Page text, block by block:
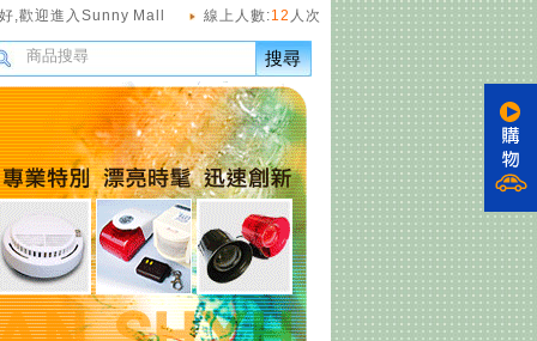
線上人數:12 人次
,歡迎進入Sunny Mall
搜尋